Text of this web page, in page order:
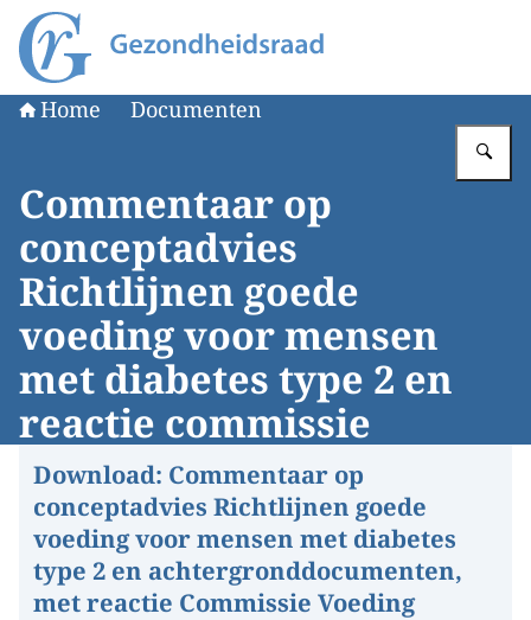
Naar de homepage van Gezondheidsraad
Home Documenten
Commentaar op
conceptadvies
Richtlijnen goede
voeding voor mensen
met diabetes type 2 en
reactie commissie
Download: Commentaar op
conceptadvies Richtlijnen goede
voeding voor mensen met diabetes
type 2 en achtergronddocumenten,
met reactie Commissie Voeding